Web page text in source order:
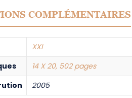
COMPLÉMENTAIRES
XXI
14 X 20, 502 pages
2005